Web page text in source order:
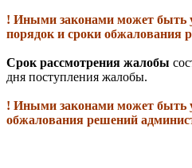
! Иными законами может быть
порядок и сроки обжалования
Срок рассмотрения жалобы
дня поступления жалобы.
! Иными законами может быть
обжалования решений